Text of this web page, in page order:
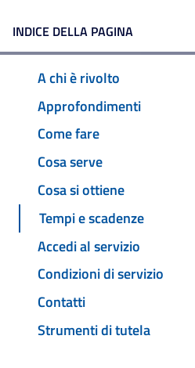
INDICE DELLA PAGINA
A chi è rivolto
Approfondimenti
Come fare
Cosa serve
Cosa si ottiene
Tempi e scadenze
Accedi al servizio
Condizioni di servizio
Contatti
Strumenti di tutela